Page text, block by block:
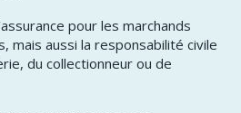
pour les marchands
mais aussi la responsabilité civile
du collectionneur ou de